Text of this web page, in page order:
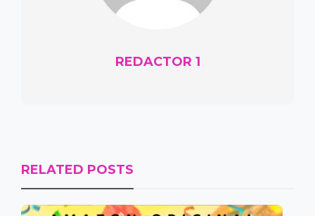
REDACTOR 1
RELATED POSTS